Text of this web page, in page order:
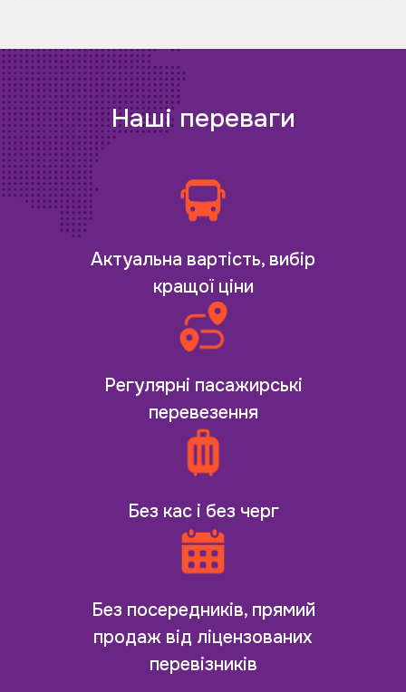
Наші переваги
Актуальна вартість, вибір
кращої ціни
Регулярні пасажирські
перевезення
Без кас і без черг
Без посередників, прямий
продаж від ліцензованих
перевізників